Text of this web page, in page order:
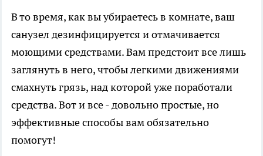
В то время, как вы убираетесь в комнате, ваш
санузел дезинфицируется и отмачивается
моющими средствами. Вам предстоит все лишь
заглянуть в него, чтобы легкими движениями
смахнуть грязь, над которой уже поработали
средства. Вот и все - довольно простые, но
эффективные способы вам обязательно
помогут!